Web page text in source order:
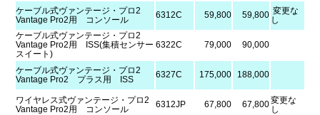
ケーブル式ヴァンテージ・プロ2
Vantage Pro2用 コンソール
6312C 59,800 59,800 変更な
し
ケーブル式ヴァンテージ・プロ2
Vantage Pro2用 ISS(集積センサー
スイート)
6322C 79,000 90,000
ケーブル式ヴァンテージ・プロ2
Vantage Pro2 プラス用 ISS
6327C 175,000 188,000
ワイヤレス式ヴァンテージ・プロ2
Vantage Pro2用 コンソール
6312JP 67,800 67,800変更な
し